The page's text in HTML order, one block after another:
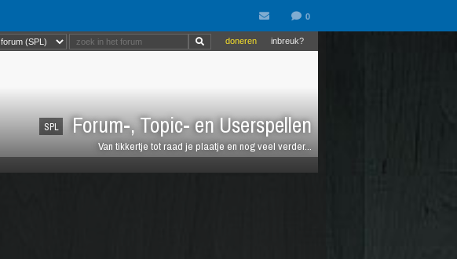
SPL Forum-, Topic- en Userspellen
Van tikkertje tot raad je plaatje en nog veel verder...
inbreuk?
doneren